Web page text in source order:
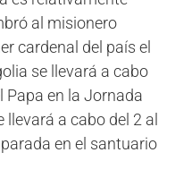
al misionero
cardenal del país el
se llevará a cabo
Papa en la Jornada
llevará a cabo del 2 al
en el santuario